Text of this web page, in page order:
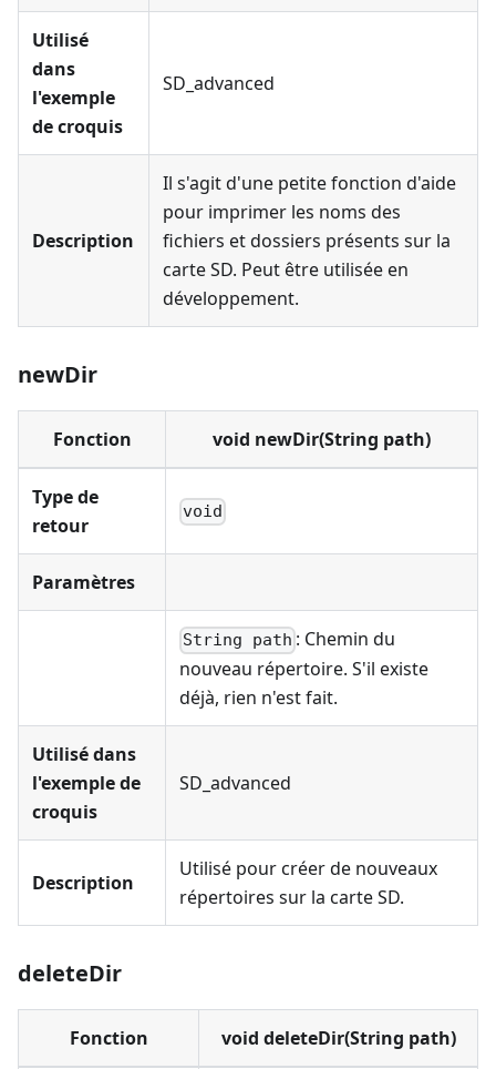
Utilisé
dans
l'exemple
de croquis
SD_advanced
Description
Il s'agit d'une petite fonction d'aide
pour imprimer les noms des
fichiers et dossiers présents sur la
carte SD. Peut être utilisée en
développement.
newDir
Fonction void newDir(String path)
Type de
retour
void
Paramètres
String path : Chemin du
nouveau répertoire. S'il existe
déjà, rien n'est fait.
Utilisé dans
l'exemple de
croquis
SD_advanced
Description
Utilisé pour créer de nouveaux
répertoires sur la carte SD.
deleteDir
Fonction void deleteDir(String path)